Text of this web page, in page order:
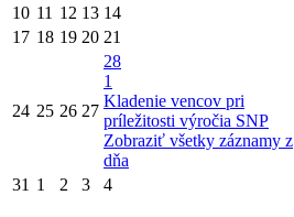
10 11 12 13 14
17 18 19 20 21
24 25 26 27
28
1
Kladenie vencov pri
príležitosti výročia SNP
Zobraziť všetky záznamy z
dňa
31 1 2 3 4